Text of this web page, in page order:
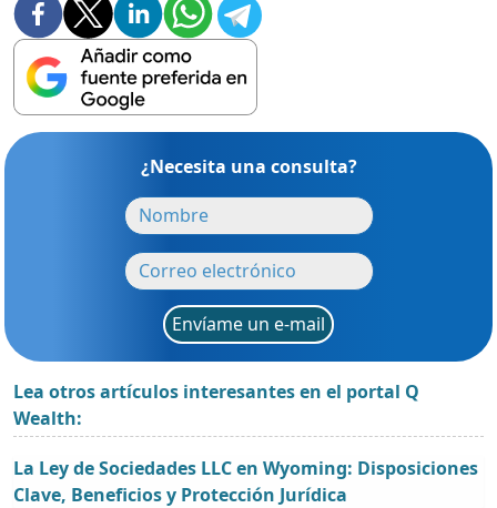
¿Necesita una consulta?
Envíame un e-mail
Lea otros artículos interesantes en el portal Q
Wealth:
La Ley de Sociedades LLC en Wyoming: Disposiciones
Clave, Beneficios y Protección Jurídica